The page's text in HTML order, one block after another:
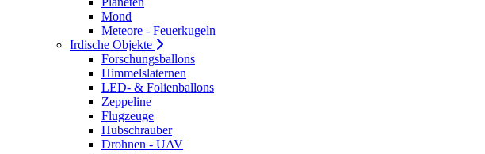
Mond
Meteore - Feuerkugeln
Irdische Objekte
Forschungsballons
Himmelslaternen
LED- & Folienballons
Zeppeline
Flugzeuge
Hubschrauber
Drohnen - UAV